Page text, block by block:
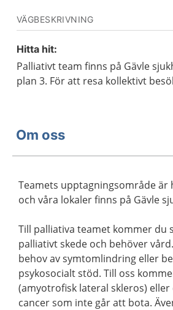
VÄGBESKRIVNING
Hitta hit:
Palliativt team finns på Gävle
plan 3. För att resa kollektivt
Om oss
Teamets upptagningsområde är
och våra lokaler finns på Gävle
Till palliativa teamet kommer du
palliativt skede och behöver
behov av symtomlindring eller
psykosocialt stöd. Till oss
(amyotrofisk lateral skleros)
cancer som inte går att bota.